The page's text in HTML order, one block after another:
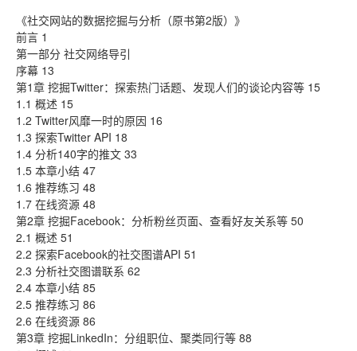
《社交网站的数据挖掘与分析（原书第2版）》
前言 1
第一部分 社交网络导引
序幕 13
第1章 挖掘Twitter：探索热门话题、发现人们的谈论内容等 15
1.1 概述 15
1.2 Twitter风靡一时的原因 16
1.3 探索Twitter API 18
1.4 分析140字的推文 33
1.5 本章小结 47
1.6 推荐练习 48
1.7 在线资源 48
第2章 挖掘Facebook：分析粉丝页面、查看好友关系等 50
2.1 概述 51
2.2 探索Facebook的社交图谱API 51
2.3 分析社交图谱联系 62
2.4 本章小结 85
2.5 推荐练习 86
2.6 在线资源 86
第3章 挖掘LinkedIn：分组职位、聚类同行等 88